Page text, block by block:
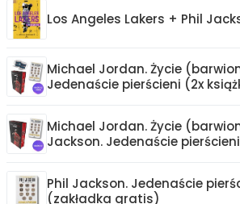
Los Angeles Lakers + Phil
Michael Jordan. Życie
Jedenaście pierścieni (2x
Michael Jordan. Życie
Jackson. Jedenaście
Phil Jackson. Jedenaście
(zakładka gratis)